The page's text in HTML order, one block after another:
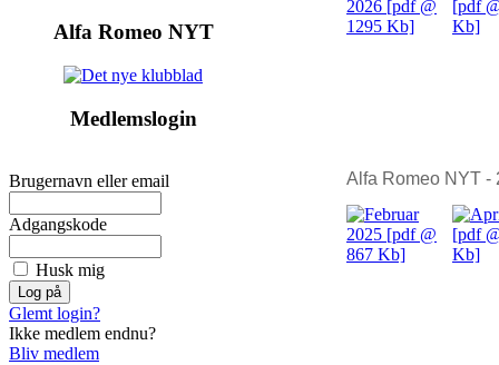
Alfa Romeo NYT
Medlemslogin
Brugernavn eller email
Adgangskode
Husk mig
Glemt login?
Ikke medlem endnu?
Bliv medlem
Alfa Romeo NYT -